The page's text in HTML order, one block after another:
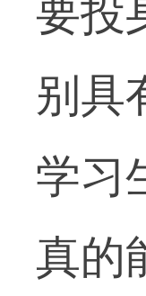
要投
别具
学习
真的